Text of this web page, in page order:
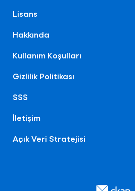
Lisans
Hakkında
Kullanım Koşulları
Gizlilik Politikası
SSS
İletişim
Açık Veri Stratejisi